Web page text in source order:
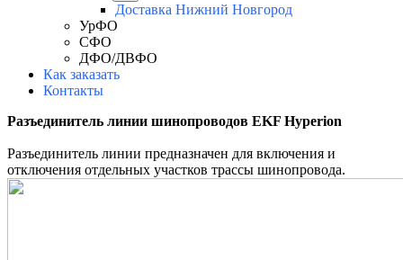
Доставка Нижний Новгород
УрФО
СФО
ДФО/ДВФО
Как заказать
Контакты
Разъединитель линии шинопроводов EKF Hyperion
Разъединитель линии предназначен для включения и
отключения отдельных участков трассы шинопровода.